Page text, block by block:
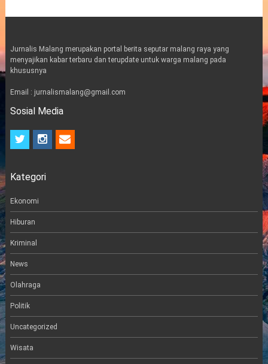
Jurnalis Malang merupakan portal berita seputar malang raya yang
menyajikan kabar terbaru dan terupdate untuk warga malang pada
khususnya
Email : jurnalismalang@gmail.com
Sosial Media
t
t
r
i
n
a
e
m
Kategori
Ekonomi
Hiburan
Kriminal
News
Olahraga
Politik
Uncategorized
Wisata